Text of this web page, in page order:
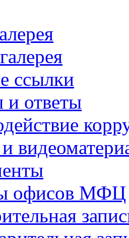
ссылки
ответы
офисов МФЦ